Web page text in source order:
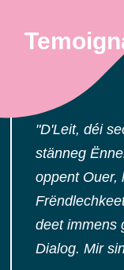
"D'Leit, déi
stänneg
oppent Ouer,
deet immens
Dialog. Mir